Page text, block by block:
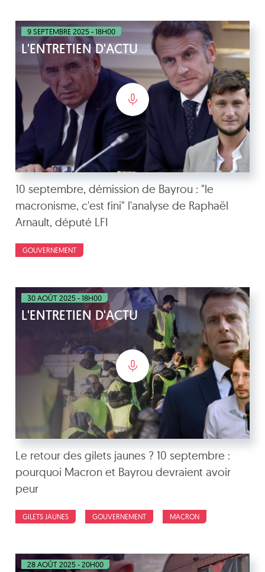
9 SEPTEMBRE 2025 - 18H00
L'ENTRETIEN D'ACTU
10 septembre, démission de Bayrou : "le
macronisme, c'est fini" l'analyse de Raphaël
Arnault, député LFI
GOUVERNEMENT
30 AOÛT 2025 - 18H00
L'ENTRETIEN D'ACTU
Le retour des gilets jaunes ? 10 septembre :
pourquoi Macron et Bayrou devraient avoir
peur
GILETS JAUNES GOUVERNEMENT MACRON
28 AOÛT 2025 - 20H00